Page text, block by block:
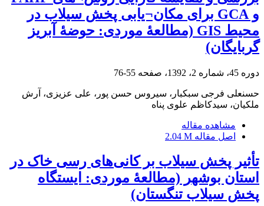
و GCA برای مکان¬یابی پخش سیلاب در
محیط GIS (مطالعۀ موردی: حوضۀ آبریز
گربایگان)
دوره 45، شماره 2، 1392، صفحه 55-76
حسنعلی فرجی سبکبار، سیروس حسن پور، علی عزیزی، آرش
ملکیان، سیدکاظم علوی پناه
مشاهده مقاله
اصل مقاله 2.04 M
تأثیر پخش سیلاب بر کانی‌های رسی خاک‌ در
استان بوشهر (مطالعۀ موردی: ایستگاه
پخش سیلاب تنگستان)